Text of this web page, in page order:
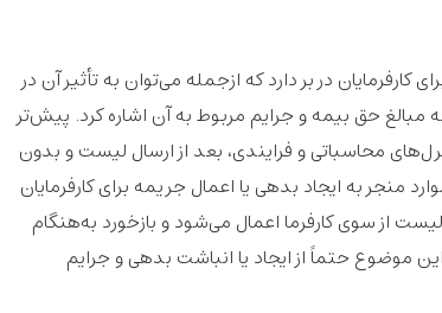
در بر دارد که ازجمله می‌توان به تأثیر آن در
مبالغ حق بیمه و جرایم مربوط به آن اشاره کرد. پیش‌تر
محاسباتی و فرایندی، بعد از ارسال لیست و بدون
به ایجاد بدهی یا اعمال جریمه برای کارفرمایان
از سوی کارفرما اعمال می‌شود و بازخورد به‌هنگام
موضوع حتماً از ایجاد یا انباشت بدهی و جرایم